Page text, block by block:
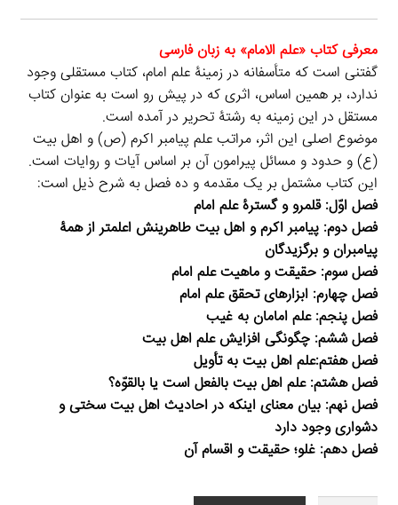
معرفی كتاب «علم الامام» به زبان فارسی
گفتنی است که متأسفانه در زمینۀ علم امام، کتاب مستقلی وجود
ندارد، بر همین اساس، اثری که در پیش رو است به عنوان کتاب
مستقل در این زمینه به رشتۀ تحریر در آمده است.
موضوع اصلی این اثر، مراتب علم پیامبر اکرم (ص) و اهل بیت
(ع) و حدود و مسائل پیرامون آن بر اساس آیات و روایات است.
این کتاب مشتمل بر یک مقدمه و ده فصل به شرح ذیل است:
فصل اوّل: قلمرو و گسترۀ علم امام
فصل دوم: پیامبر اکرم و اهل بیت طاهرینش اعلمتر از همۀ
پیامبران و برگزیدگان
فصل سوم: حقیقت و ماهیت علم امام
فصل چهارم: ابزارهای تحقق علم امام
فصل پنجم: علم امامان به غیب
فصل ششم: چگونگی افزایش علم اهل بیت
فصل هفتم:علم اهل بيت به تأويل
فصل هشتم: علم اهل بيت بالفعل است یا بالقوّه؟
فصل نهم: بيان معنای اینکه در احادیث اهل بیت سختی و
دشواری وجود دارد
فصل دهم: غلو؛ حقیقت و اقسام آن